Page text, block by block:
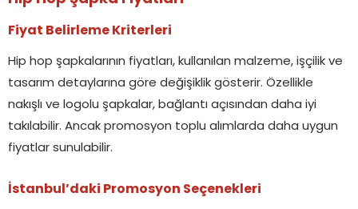
Fiyat Belirleme Kriterleri
Hip hop şapkalarının fiyatları, kullanılan malzeme, işçilik ve
tasarım detaylarına göre değişiklik gösterir. Özellikle
nakışlı ve logolu şapkalar, bağlantı açısından daha iyi
takılabilir. Ancak promosyon toplu alımlarda daha uygun
fiyatlar sunulabilir.
İstanbul’daki Promosyon Seçenekleri